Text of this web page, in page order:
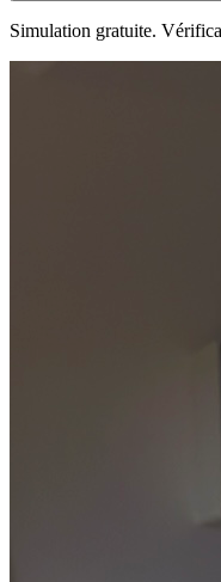
Simulation gratuite.